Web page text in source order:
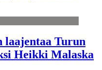
laajentaa Turun
Heikki Malaska